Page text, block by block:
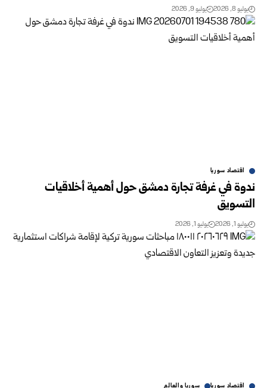
يوليو 8, 2026 يوليو 9, 2026
اقتصاد سوريا
ندوة في غرفة تجارة دمشق حول أهمية أخلاقيات
التسويق
يوليو 1, 2026 يوليو 1, 2026
اقتصاد سوريا سوريا والعالم